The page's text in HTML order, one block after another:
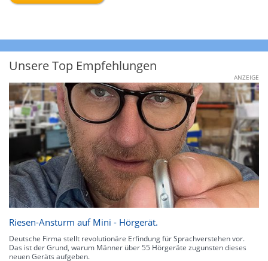
Unsere Top Empfehlungen
ANZEIGE
Riesen-Ansturm auf Mini - Hörgerät.
Deutsche Firma stellt revolutionäre Erfindung für Sprachverstehen vor.
Das ist der Grund, warum Männer über 55 Hörgeräte zugunsten dieses
neuen Geräts aufgeben.